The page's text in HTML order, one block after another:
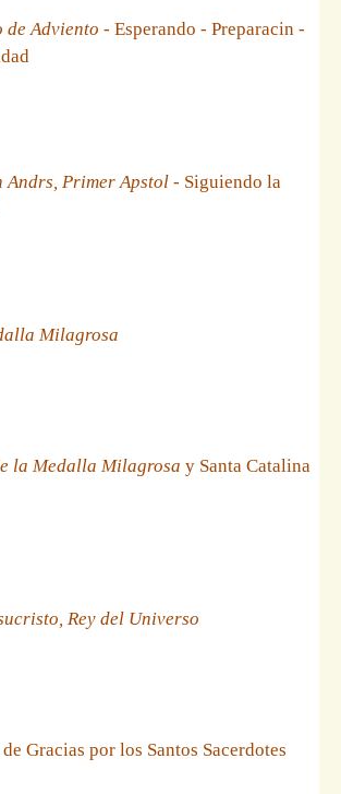
de Adviento - Esperando - Preparacin -
Andrs, Primer Apstol - Siguiendo la
Milagrosa
la Medalla Milagrosa y Santa Catalina
Rey del Universo
Gracias por los Santos Sacerdotes